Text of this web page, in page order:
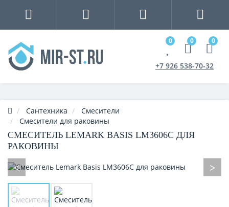
0 0 0
+7 926 538-70-32
Сантехника
Смесители
Смесители для раковины
СМЕСИТЕЛЬ LEMARK BASIS LM3606C ДЛЯ
РАКОВИНЫ